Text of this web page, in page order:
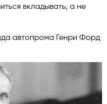
вкладывать, а не
автопрома Генри Форд